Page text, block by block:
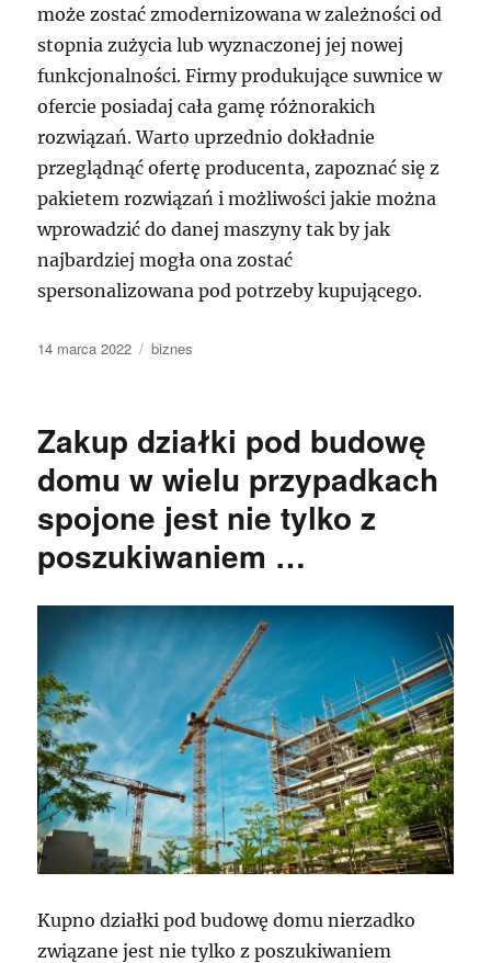
może zostać zmodernizowana w zależności od
stopnia zużycia lub wyznaczonej jej nowej
funkcjonalności. Firmy produkujące suwnice w
ofercie posiadaj cała gamę różnorakich
rozwiązań. Warto uprzednio dokładnie
przeglądnąć ofertę producenta, zapoznać się z
pakietem rozwiązań i możliwości jakie można
wprowadzić do danej maszyny tak by jak
najbardziej mogła ona zostać
spersonalizowana pod potrzeby kupującego.
Data
14 marca 2022 Kategorie
biznes
Zakup działki pod budowę
domu w wielu przypadkach
spojone jest nie tylko z
poszukiwaniem …
Kupno działki pod budowę domu nierzadko
związane jest nie tylko z poszukiwaniem